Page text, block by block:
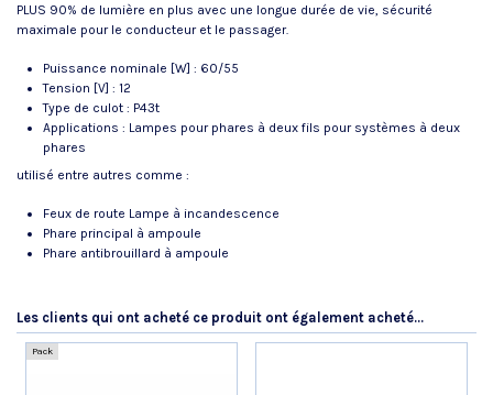
PLUS 90% de lumière en plus avec une longue durée de vie, sécurité
maximale pour le conducteur et le passager.
Puissance nominale [W] : 60/55
Tension [V] : 12
Type de culot : P43t
Applications : Lampes pour phares à deux fils pour systèmes à deux
phares
utilisé entre autres comme :
Feux de route Lampe à incandescence
Phare principal à ampoule
Phare antibrouillard à ampoule
Les clients qui ont acheté ce produit ont également acheté...
Pack